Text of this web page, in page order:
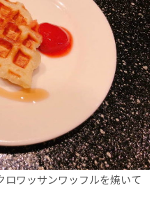
ロワッサンワッフルを焼いて